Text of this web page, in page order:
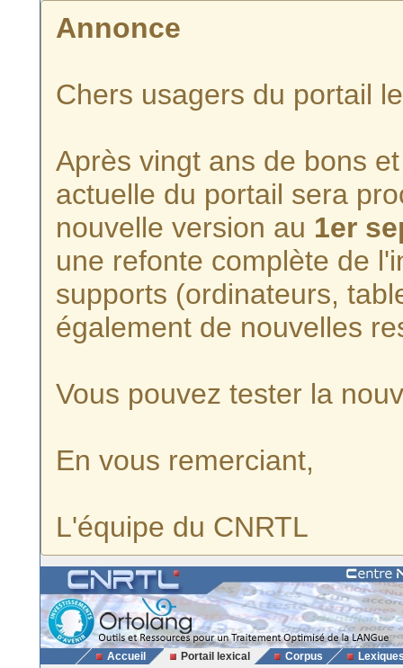
Annonce
Chers usagers du portail
Après vingt ans de bons
actuelle du portail sera
nouvelle version au 1er
une refonte complète de
supports (ordinateurs,
également de nouvelles
Vous pouvez tester la
En vous remerciant,
L'équipe du CNRTL
Accueil Portail lexical Corpus